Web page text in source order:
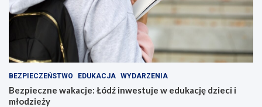
BEZPIECZEŃSTWO EDUKACJA WYDARZENIA
Bezpieczne wakacje: Łódź inwestuje w edukację dzieci i
młodzieży